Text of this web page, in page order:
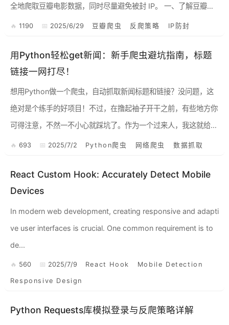
全地爬取豆瓣电影数据，同时尽量避免被封 IP。 一、了解豆瓣的
反爬机制 在开始之前，我们需要先了解豆瓣常见的反爬...
1190 2025/6/29 豆瓣爬虫 反爬策略 IP防封
用Python轻松get新闻：新手爬虫避坑指南，标题
链接一网打尽！
想用Python做一个爬虫，自动抓取新闻标题和链接？没问题，这
绝对是个练手的好项目！不过，在撸起袖子开干之前，有些地方你
可得注意，不然一不小心就踩坑了。作为一个过来人，我这就给你
好好说道说道。 1. 选对工具，事半功倍 Pyt...
693 2025/7/2 Python爬虫 网络爬虫 数据抓取
React Custom Hook: Accurately Detect Mobile
Devices
In modern web development, creating responsive and adapti
ve user interfaces is crucial. One common requirement is to
de...
560 2025/7/9 React Hook Mobile Detection
Responsive Design
Python Requests库模拟登录与反爬策略详解